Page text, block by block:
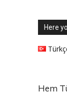
Here
Hem